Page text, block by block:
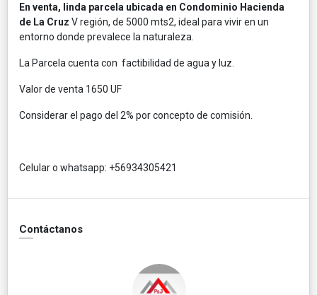
En venta, linda parcela ubicada en Condominio Hacienda
de La Cruz V región, de 5000 mts2, ideal para vivir en un
entorno donde prevalece la naturaleza.
La Parcela cuenta con factibilidad de agua y luz.
Valor de venta 1650 UF
Considerar el pago del 2% por concepto de comisión.
Celular o whatsapp: +56934305421
Contáctanos